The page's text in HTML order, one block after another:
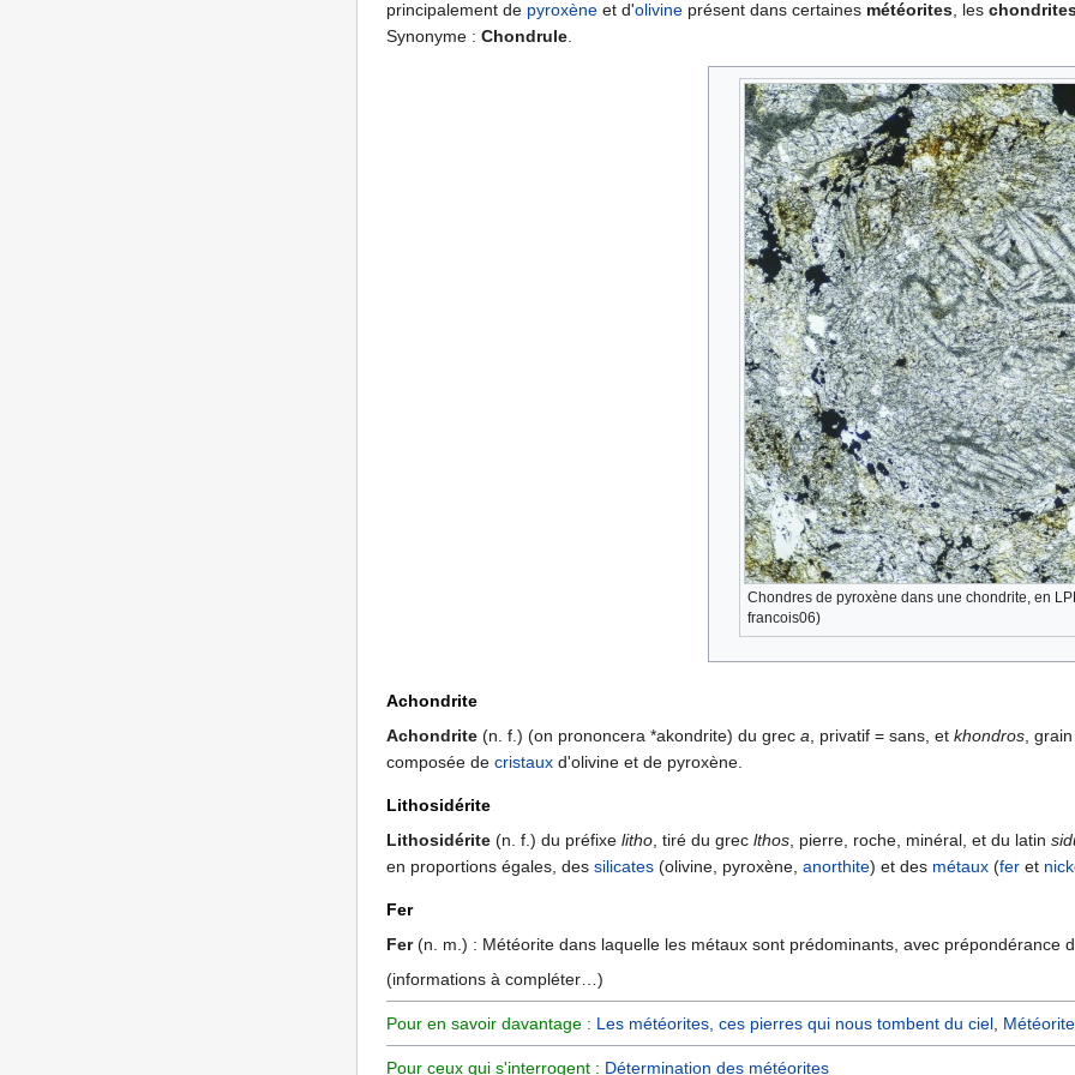
principalement de pyroxène et d'olivine présent dans certaines météorites , les
Synonyme : Chondrule
Chondres de pyroxène dans une chondrite, en
francois06)
Achondrite
Achondrite (n. f.) (on prononcera *akondrite) du grec a , privatif = sans, et khondros ,
composée de cristaux d'olivine et de pyroxène.
Lithosidérite
Lithosidérite (n. f.) du préfixe litho , tiré du grec lthos , pierre, roche, minéral, et du latin
en proportions égales, des silicates (olivine, pyroxène, anorthite) et des métaux (fer et
Fer
Fer(n. m.) : Météorite dans laquelle les métaux sont prédominants, avec prépondérance
(informations à compléter…)
Pour en savoir davantage : Les météorites, ces pierres qui nous tombent du ciel
Pour ceux qui s'interrogent : Détermination des météorites